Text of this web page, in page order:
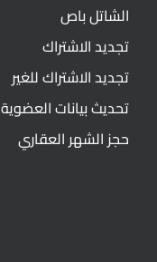
الشاتل باص
تجديد الاشتراك
تجديد الاشتراك للغير
تحديث بيانات العضوية
حجز الشهر العقاري